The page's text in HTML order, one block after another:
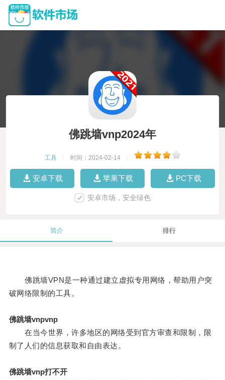
佛跳墙vnp2024年
工具 时间：2024-02-14
安卓下载 苹果下载 PC下载
安卓市场，安全绿色
简介 排行
佛跳墙VPN是一种通过建立虚拟专用网络，帮助用户突
破网络限制的工具。
佛跳墙vnpvnp
在当今世界，许多地区的网络受到官方审查和限制，限
制了人们的信息获取和自由表达。
佛跳墙vnp打不开